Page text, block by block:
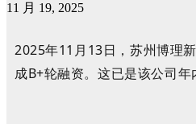
11 月 19, 2025
2025年11月13日，苏州博理
成B+轮融资。这已是该公司年